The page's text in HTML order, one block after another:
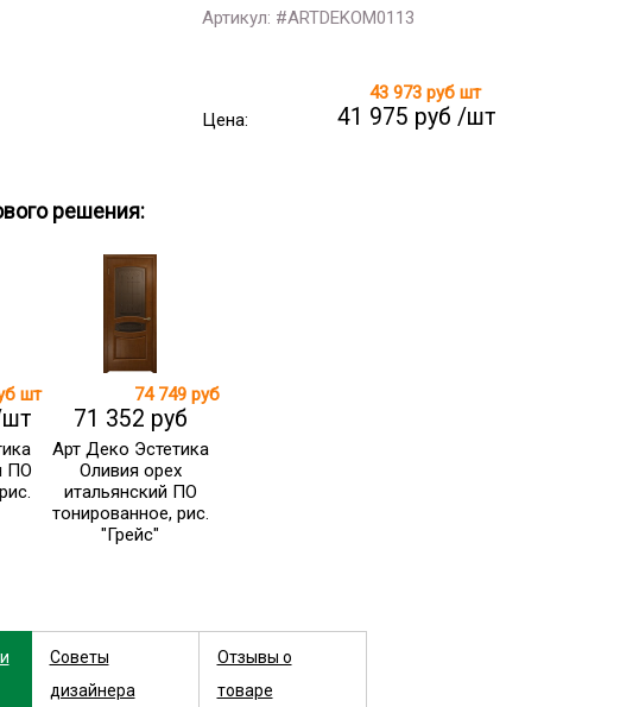
Артикул: #ARTDEKOM0113
Цена:
43 973 руб шт
41 975 руб /шт
решения:
шт
ПО
74 749 руб
71 352 руб
Арт Деко Эстетика
Оливия орех
итальянский ПО
тонированное, рис.
"Грейс"
Советы
дизайнера
Отзывы о
товаре